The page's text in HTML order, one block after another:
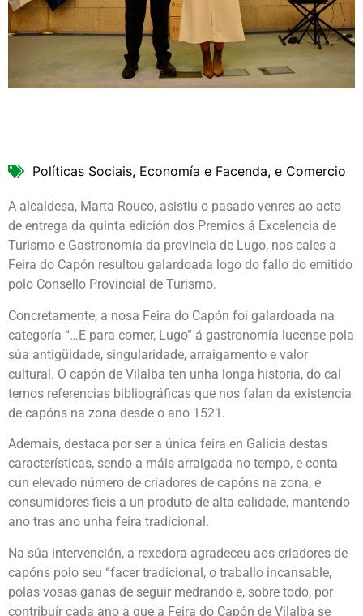
Políticas Sociais, Economía e Facenda, e Comercio
A alcaldesa, Marta Rouco, asistiu o pasado venres ao acto
de entrega da quinta edición dos Premios á Excelencia de
Turismo e Gastronomía da provincia de Lugo, nos cales a
Feira do Capón resultou galardoada logo do fallo do emitido
polo Consello Provincial de Turismo.
Concretamente, a nosa Feira do Capón foi galardoada na
categoría “…E para comer, Lugo” á gastronomía lucense pola
súa antigüidade, singularidade, arraigamento e valor
cultural. O capón de Vilalba ten unha longa historia, do cal
temos referencias bibliográficas que nos falan da existencia
de capóns na zona desde o ano 1521.
Ademais, destaca por ser a única feira en Galicia destas
características, sendo a máis arraigada no tempo, e conta
cun elevado número de criadores de capóns na zona, e
consumidores fieis a un produto de alta calidade, mantendo
ano tras ano unha feira tradicional.
Na súa intervención, a rexedora agradeceu aos criadores de
capóns polo seu “facer tradicional, o traballo incansable,
polas vosas ganas de seguir medrando e, sobre todo, por
contribuír cada ano a que a Feira do Capón de Vilalba se